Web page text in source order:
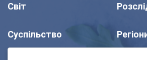
Світ
Суспільство